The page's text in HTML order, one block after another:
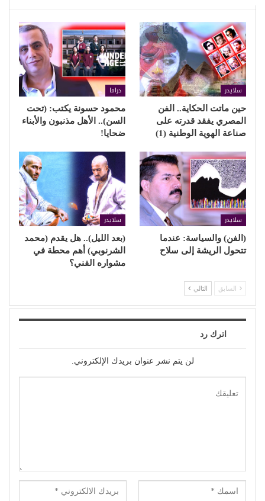
سلايدر
حين ماتت الحكاية.. الفن
المصري يفقد قدرته على
صناعة الهوية الوطنية (1)
دراما
محمود حسونة يكتب: (تحت
السن).. الأهل مذنبون والأبناء
ضحايا!
سلايدر
(الفن) والسياسة: عندما
تتحول الريشة إلى سلاح
سلايدر
(بعد الليل).. هل يقدم (محمد
الشرنوبي) أهم محطة في
مشواره الفني؟
السابق التالي
اترك رد
لن يتم نشر عنوان بريدك الإلكتروني.